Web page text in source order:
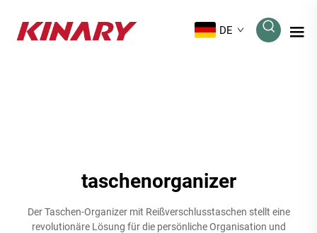
DE
taschenorganizer
Der Taschen-Organizer mit Reißverschlusstaschen stellt eine
revolutionäre Lösung für die persönliche Organisation und